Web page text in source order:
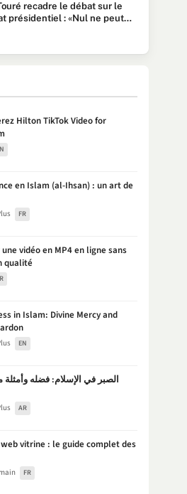
recadre le débat sur le
présidentiel : «Nul ne peut
de deux mandats
de 5 ans»
Hilton TikTok Video for
en Islam (al-Ihsan) : un art de
FR
vidéo en MP4 en ligne sans
qualité
in Islam: Divine Mercy and
EN
الصبر في الإسلام: فضله
AR
vitrine : le guide complet des
FR